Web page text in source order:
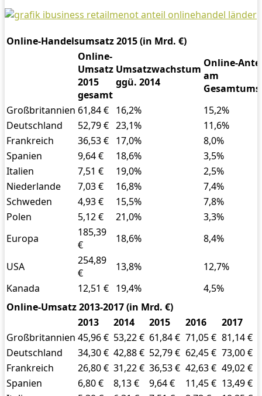
Online-Handelsumsatz 2015 (in Mrd. €)
Online-
Umsatz
2015
gesamt
Umsatzwachstum
ggü. 2014
Online-
am
Großbritannien 61,84 € 16,2%
15,2%
Deutschland
52,79 € 23,1%
11,6%
Frankreich
36,53 € 17,0%
8,0%
Spanien
9,64 € 18,6%
3,5%
Italien
7,51 € 19,0%
2,5%
Niederlande
7,03 € 16,8%
7,4%
Schweden
4,93 € 15,5%
7,8%
Polen
5,12 € 21,0%
3,3%
Europa
185,39
€
18,6% 8,4%
USA
254,89
€
13,8%
12,7%
Kanada
12,51 € 19,4%
4,5%
Online-Umsatz 2013-2017 (in Mrd. €)
2013
2014 2015 2016
2017
Großbritannien 45,96 € 53,22 € 61,84 € 71,05 € 81,14 €
Deutschland
34,30 € 42,88 € 52,79 € 62,45 € 73,00 €
Frankreich
26,80 € 31,22 € 36,53 € 42,63 € 49,02 €
Spanien
6,80 € 8,13 € 9,64 € 11,45 € 13,49 €